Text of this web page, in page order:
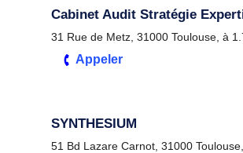
Cabinet Audit Stratégie
31 Rue de Metz, 31000 Toulouse, à
Appeler
SYNTHESIUM
51 Bd Lazare Carnot, 31000